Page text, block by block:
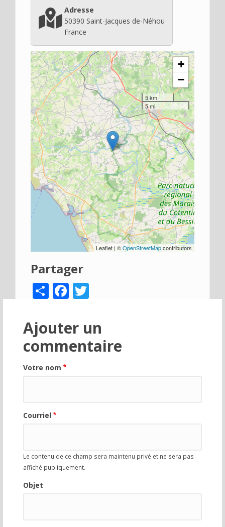
Adresse
50390 Saint-Jacques de-Néhou
France
+
−
5 km
5 mi
Leaflet | ©OpenStreetMapcontributors
Partager
ShareFacebook
Ajouter un
commentaire
Votre nom
Courriel
Le contenu de ce champ sera maintenu privé et ne sera pas
affiché publiquement.
Objet